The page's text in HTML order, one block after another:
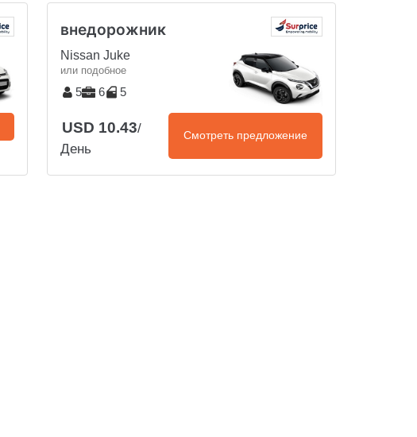
внедорожник
Nissan Juke
или подобное
5 6 5
USD 10.43/
День
Смотреть предложение